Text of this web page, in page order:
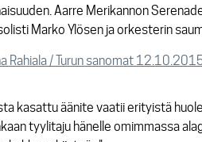
Aarre Merikannon
Marko Ylösen ja orkesterin
Rahiala / Turun sanomat
kasattu äänite vaatii erityistä
tyylitaju hänelle omimmassa